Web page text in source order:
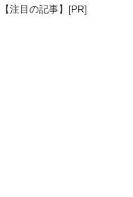
【注目の記事】[PR]